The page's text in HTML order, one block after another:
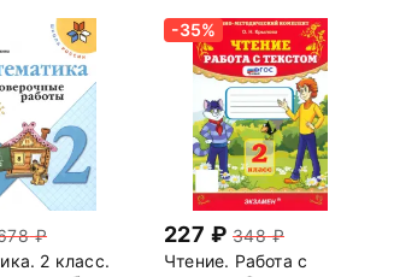
2 класс.
-35%
227
348
Чтение. Работа с